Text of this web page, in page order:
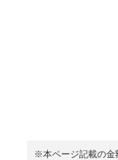
※本ページ記載の金